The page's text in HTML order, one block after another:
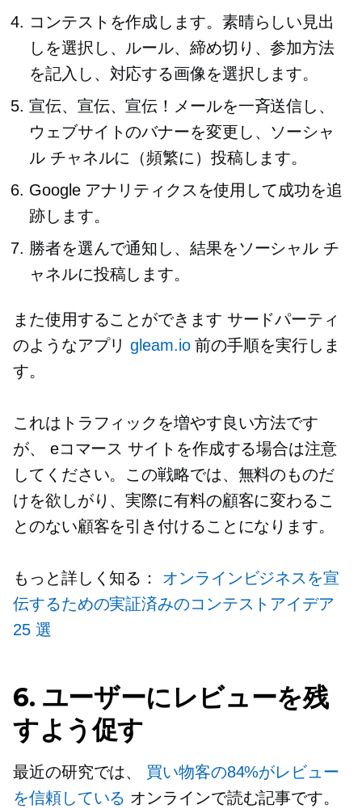
コンテストを作成します。素晴らしい見出
しを選択し、ルール、締め切り、参加方法
を記入し、対応する画像を選択します。
宣伝、宣伝、宣伝！メールを一斉送信し、
ウェブサイトのバナーを変更し、ソーシャ
ル チャネルに（頻繁に）投稿します。
Google アナリティクスを使用して成功を追
跡します。
勝者を選んで通知し、結果をソーシャル チ
ャネルに投稿します。
また使用することができます サードパーティ
のようなアプリgleam.io前の手順を実行しま
す。
これはトラフィックを増やす良い方法です
が、 eコマース サイトを作成する場合は注意
してください。この戦略では、無料のものだ
けを欲しがり、実際に有料の顧客に変わるこ
とのない顧客を引き付けることになります。
もっと詳しく知る： オンラインビジネスを宣
伝するための実証済みのコンテストアイデア
25 選
6. ユーザーにレビューを残
すよう促す
最近の研究では、 買い物客の84%がレビュー
を信頼している オンラインで読む記事です。